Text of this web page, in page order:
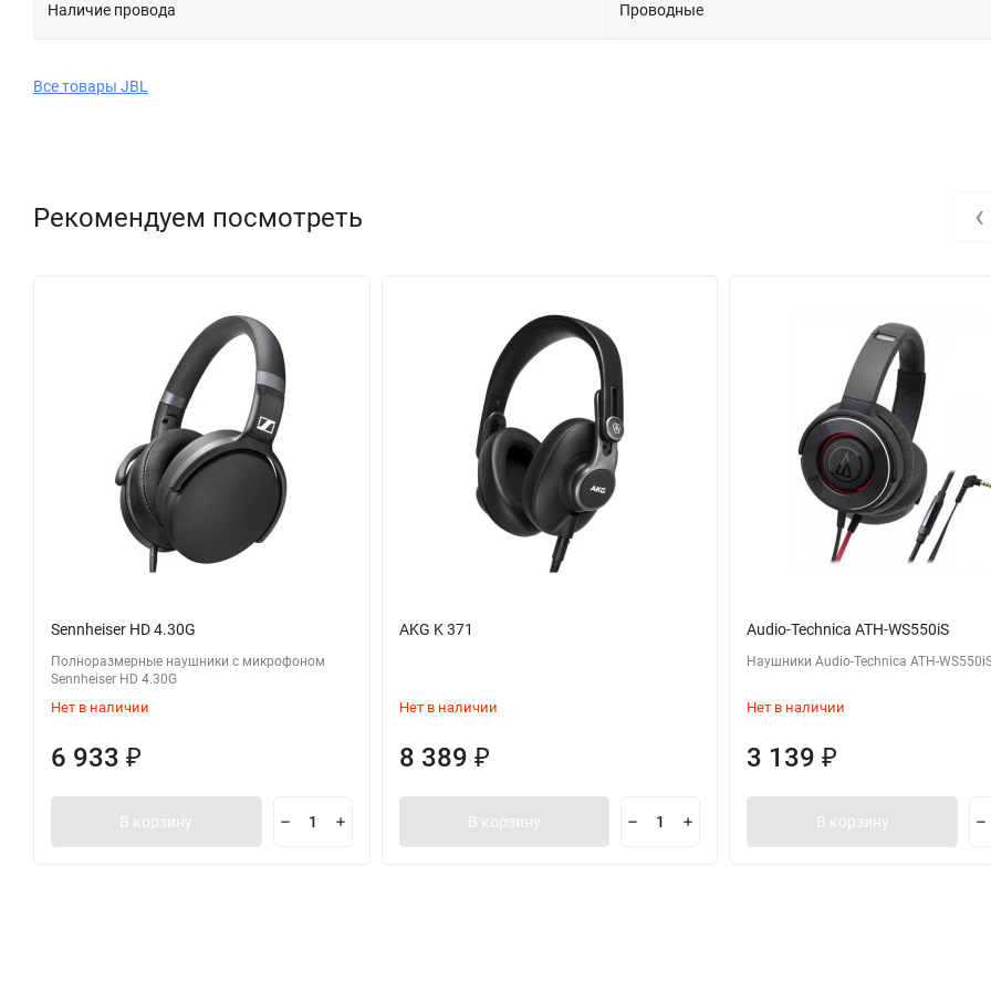
Наличие провода Проводные
Все товары JBL
Рекомендуем посмотреть
Sennheiser HD 4.30G
Полноразмерные наушники с микрофоном
Sennheiser HD 4.30G
Нет в наличии
6 933 ₽
В корзину
AKG K 371
Нет в наличии
8 389 ₽
В корзину
Audio-Technica ATH-WS550iS
Наушники Audio-Technica ATH-
Нет в наличии
3 139₽
В корзину
‹